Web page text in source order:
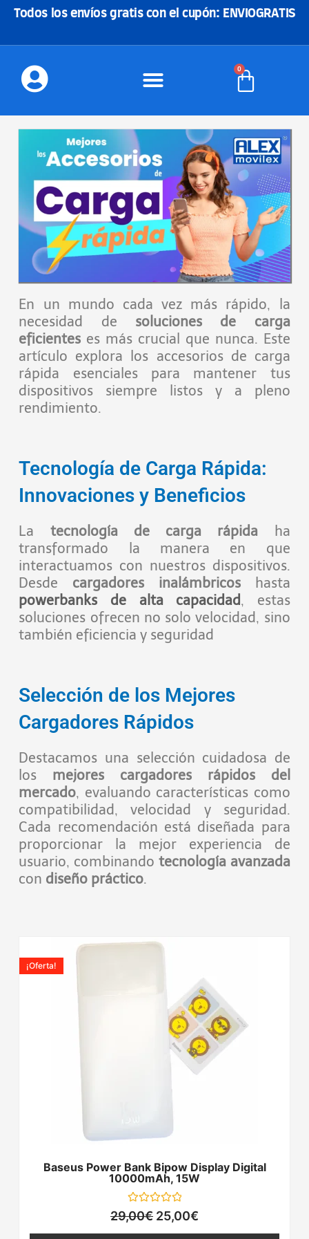
Todos los envíos gratis con el cupón: ENVIOGRATIS
0
Carrito
En un mundo cada vez más rápido, la
necesidad de soluciones de carga
eficientes es más crucial que nunca. Este
artículo explora los accesorios de carga
rápida esenciales para mantener tus
dispositivos siempre listos y a pleno
rendimiento.
Tecnología de Carga Rápida:
Innovaciones y Beneficios
La tecnología de carga rápida ha
transformado la manera en que
interactuamos con nuestros dispositivos.
Desde cargadores inalámbricoshasta
powerbanks de alta capacidad, estas
soluciones ofrecen no solo velocidad, sino
también eficiencia y seguridad
Selección de los Mejores
Cargadores Rápidos
Destacamos una selección cuidadosa de
los mejores cargadores rápidos del
mercado, evaluando características como
compatibilidad, velocidad y seguridad.
Cada recomendación está diseñada para
proporcionar la mejor experiencia de
usuario, combinando tecnología avanzada
con diseño práctico.
¡Oferta!
Baseus Power Bank Bipow Display Digital
10000mAh, 15W
Valorado
con
¡Oferta!
29,00€
El
29,00€.
25,00€
es:
25,00€.